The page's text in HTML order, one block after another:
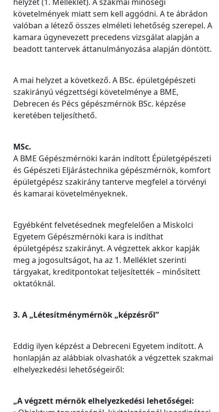
követelmények miatt sem kell aggódni. A te ábrádon
valóban a létező összes elméleti lehetőség szerepel. A
kamara úgynevezett precedens vizsgálat alapján a
beadott tantervek áttanulmányozása alapján döntött.
A mai helyzet a következő. A BSc. épületgépészeti
szakirányú végzettségi követelménye a BME,
Debrecen és Pécs gépészmérnök BSc. képzése
keretében teljesíthető.
MSc.
A BME Gépészmérnöki karán indított Épületgépészeti
és Gépészeti Eljárástechnika gépészmérnök, komfort
épületgépész szakirány tanterve megfelel a törvényi
és kamarai követelményeknek.
Egyébként felvetésednek megfelelően a Miskolci
Egyetem Gépészmérnöki kara is indíthat
épületgépész szakirányt. A végzettek akkor kapják
meg a jogosultságot, ha az 1. Melléklet szerinti
tárgyakat, kreditpontokat teljesítették – minősített
oktatóknál.
3. A „Létesítménymérnök „képzésről”
Eddig ilyen képzést a Debreceni Egyetem indított. A
honlapján az alábbiak olvashatók a végzettek szakmai
elhelyezkedési lehetőségeiről:
„A végzett mérnök elhelyezkedési lehetőségei: